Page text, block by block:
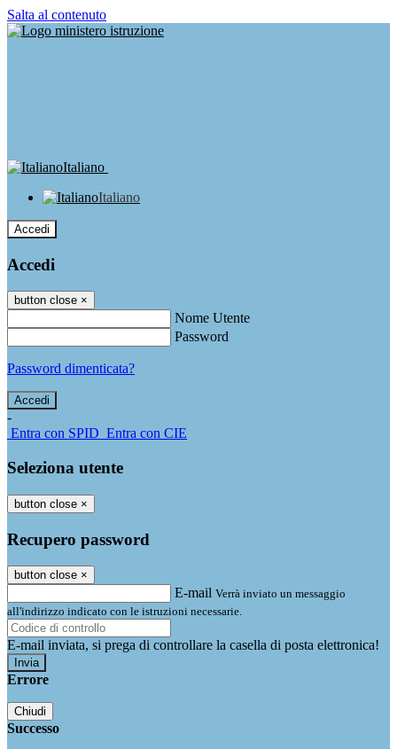
Salta al contenuto
Italiano
Italiano
Accedi
Accedi
button close ×
Nome Utente
Password
Password dimenticata?
-
Entra con SPID Entra con CIE
Seleziona utente
button close ×
Recupero password
button close ×
E-mail Verrà inviato un messaggio
all'indirizzo indicato con le istruzioni necessarie.
E-mail inviata, si prega di controllare la casella di posta elettronica!
Errore
Chiudi
Successo